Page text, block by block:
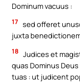
Dominum vacuus :
17 sed offeret
juxta
18 Judices et
quas Dominus
tuas : ut judicent